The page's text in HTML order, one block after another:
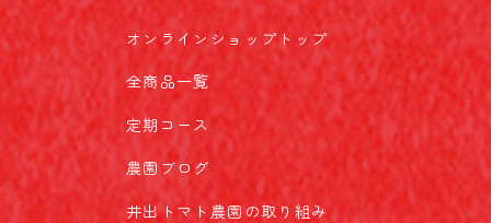
オンラインショップトップ
全商品一覧
定期コース
農園ブログ
井出トマト農園の取り組み